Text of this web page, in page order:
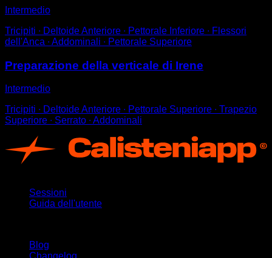
Intermedio
Tricipiti ∙ Deltoide Anteriore ∙ Pettorale Inferiore ∙ Flessori
dell'Anca ∙ Addominali ∙ Pettorale Superiore
Preparazione della verticale di Irene
Intermedio
Tricipiti ∙ Deltoide Anteriore ∙ Pettorale Superiore ∙ Trapezio
Superiore ∙ Serrato ∙ Addominali
Sessioni
Guida dell'utente
Blog
Changelog